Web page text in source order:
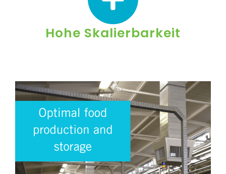
Hohe Skalierbarkeit